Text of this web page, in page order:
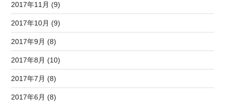
2017年11月 (9)
2017年10月 (9)
2017年9月 (8)
2017年8月 (10)
2017年7月 (8)
2017年6月 (8)